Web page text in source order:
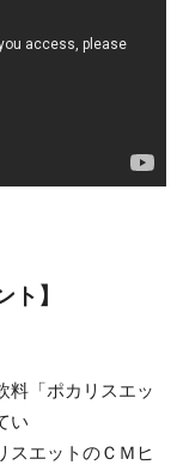
】
料「ポカリスエッ
い
スエットのＣＭヒ